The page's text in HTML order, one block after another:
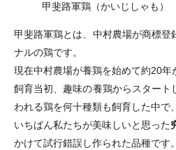
甲斐路軍鶏（かいじしゃも）
甲斐路軍鶏とは、中村農場が商標登
ナルの鶏です。
現在中村農場が養鶏を始めて約20年
飼育当初、趣味の養鶏からスタート
われる鶏を何十種類も飼育した中で、
いちばん私たちが美味しいと思った
かけて試行錯誤し作られた品種です。